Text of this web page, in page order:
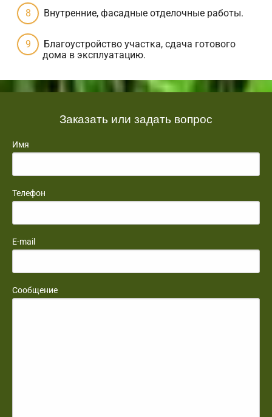
Внутренние, фасадные отделочные работы.
Благоустройство участка, сдача готового
дома в эксплуатацию.
Заказать или задать вопрос
Имя
Телефон
E-mail
Сообщение